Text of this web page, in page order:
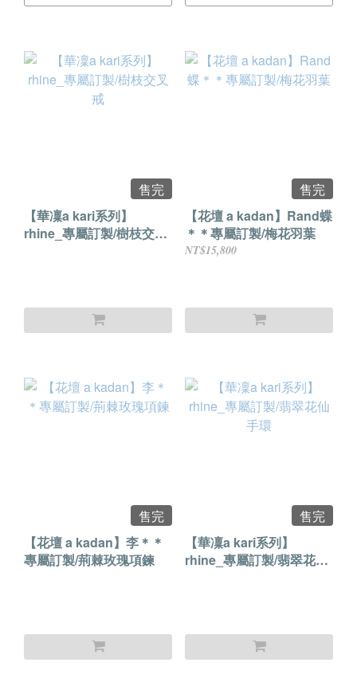
售完
【華凜a kari系列】
rhine_專屬訂製/樹枝交叉
售完
【花壇 a kadan】Rand蝶
＊＊專屬訂製/梅花羽葉
NT$15,800
售完
【花壇 a kadan】李＊＊
專屬訂製/荊棘玫瑰項鍊
售完
【華凜a kari系列】
rhine_專屬訂製/翡翠花仙